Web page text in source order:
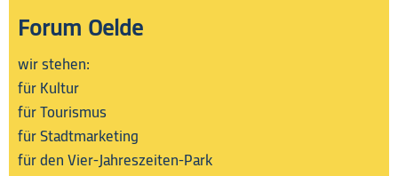
Forum Oelde
wir stehen:
für Kultur
für Tourismus
für Stadtmarketing
für den Vier-Jahreszeiten-Park